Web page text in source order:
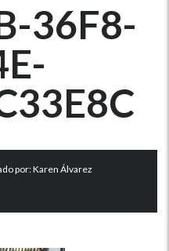
36F8-
por:Karen Álvarez